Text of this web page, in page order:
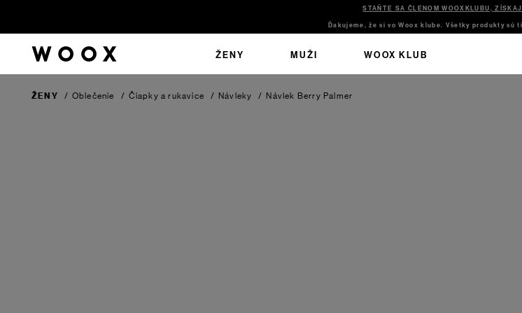
STAŇTE SA ČLENOM WOOXKLUBU,
Ďakujeme, že si vo Woox klube. Všetky produkty sú
ŽENY MUŽI WOOX KLUB
ŽENY / Oblečenie / Čiapky a rukavice / Návleky / Návlek Berry Palmer